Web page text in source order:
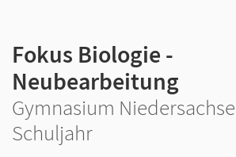
Fokus Biologie -
Neubearbeitung
Gymnasium
Schuljahr